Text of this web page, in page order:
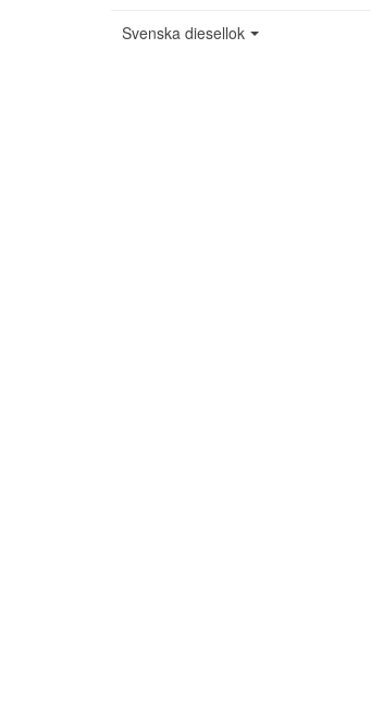
Svenska diesellok